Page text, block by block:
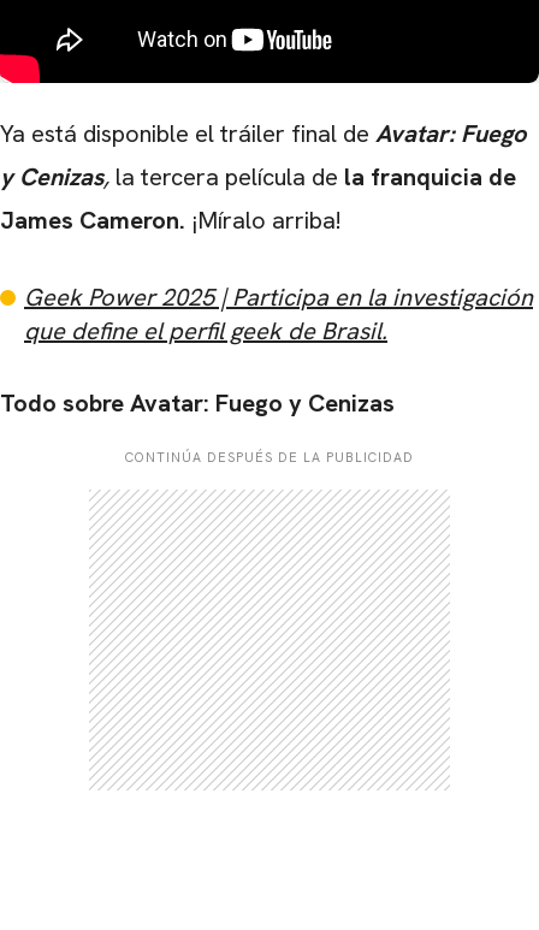
Ya está disponible el tráiler final de Avatar: Fuego
y Cenizas, la tercera película de la franquicia de
James Cameron. ¡Míralo arriba!
Geek Power 2025 | Participa en la investigación
que define el perfil geek de Brasil.
Todo sobre Avatar: Fuego y Cenizas
CONTINÚA DESPUÉS DE LA PUBLICIDAD